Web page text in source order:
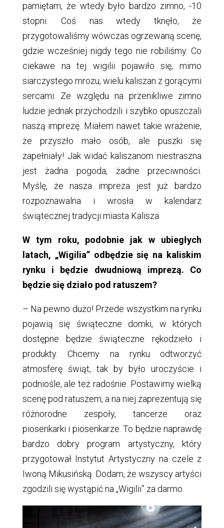
pamiętam, że wtedy było bardzo zimno, -10
stopni. Coś nas wtedy tknęło, że
przygotowaliśmy wówczas ogrzewaną scenę,
gdzie wcześniej nigdy tego nie robiliśmy. Co
ciekawe na tej wigilii pojawiło się, mimo
siarczystego mrozu, wielu kaliszan z gorącymi
sercami. Ze względu na przenikliwe zimno
ludzie jednak przychodzili i szybko opuszczali
naszą imprezę. Miałem nawet takie wrażenie,
że przyszło mało osób, ale puszki się
zapełniały! Jak widać kaliszanom niestraszna
jest żadna pogoda, żadne przeciwności.
Myślę, że nasza impreza jest już bardzo
rozpoznawalna i wrosła w kalendarz
świątecznej tradycji miasta Kalisza.
W tym roku, podobnie jak w ubiegłych
latach, „Wigilia” odbędzie się na kaliskim
rynku i będzie dwudniową imprezą. Co
będzie się działo pod ratuszem?
– Na pewno dużo! Przede wszystkim na rynku
pojawią się świąteczne domki, w których
dostępne będzie świąteczne rękodzieło i
produkty. Chcemy na rynku odtworzyć
atmosferę świąt, tak by było uroczyście i
podniośle, ale też radośnie. Postawimy wielką
scenę pod ratuszem, a na niej zaprezentują się
różnorodne zespoły, tancerze oraz
piosenkarki i piosenkarze. To będzie naprawdę
bardzo dobry program artystyczny, który
przygotował Instytut Artystyczny na czele z
Iwoną Mikusińską. Dodam, że wszyscy artyści
zgodzili się wystąpić na „Wigilii” za darmo.